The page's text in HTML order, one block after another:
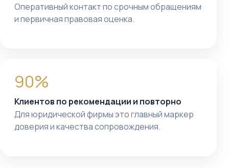
Оперативный контакт по срочным обращениям
и первичная правовая оценка.
90%
Клиентов по рекомендации и повторно
Для юридической фирмы это главный маркер
доверия и качества сопровождения.